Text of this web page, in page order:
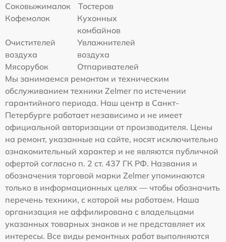
Соковыжималок
Тостеров
Кофемолок
Кухонных
комбайнов
Очистителей
воздуха
Увлажнителей
воздуха
Мясорубок
Отпаривателей
Мы занимаемся ремонтом и техническим
обслуживанием техники Zelmer по истечении
гарантийного периода. Наш центр в Санкт-
Петербурге работает независимо и не имеет
официальной авторизации от производителя. Цены
на ремонт, указанные на сайте, носят исключительно
ознакомительный характер и не являются публичной
офертой согласно п. 2 ст. 437 ГК РФ. Названия и
обозначения торговой марки Zelmer упоминаются
только в информационных целях — чтобы обозначить
перечень техники, с которой мы работаем. Наша
организация не аффилирована с владельцами
указанных товарных знаков и не представляет их
интересы. Все виды ремонтных работ выполняются